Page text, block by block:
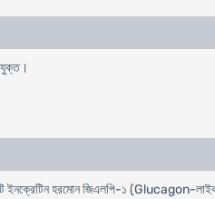
ইনক্রেটিন হরমোন জিএলপি-১